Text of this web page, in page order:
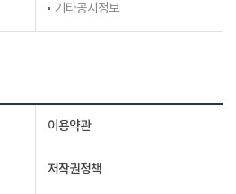
기타공시정보
이용약관
저작권정책